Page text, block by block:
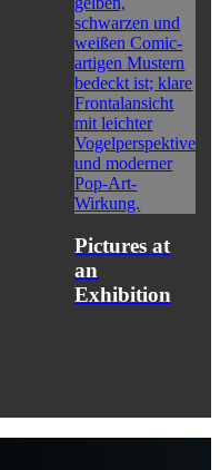
Pictures at
an
Exhibition